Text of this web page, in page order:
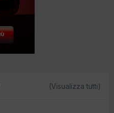
(Visualizza tutti)